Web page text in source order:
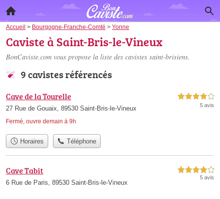
Accueil > Bourgogne-Franche-Comté > Yonne
Caviste à Saint-Bris-le-Vineux
BonCaviste.com vous propose la liste des cavistes saint-brisiens.
9 cavistes référencés
Cave de la Tourelle
27 Rue de Gouaix, 89530 Saint-Bris-le-Vineux
Fermé, ouvre demain à 9h
4,0 étoiles sur 5
5 avis
Horaires Téléphone
Cave Tabit
6 Rue de Paris, 89530 Saint-Bris-le-Vineux
4,0 étoiles sur 5
5 avis